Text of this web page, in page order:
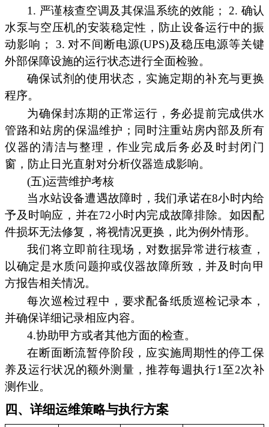
1. 严谨核查空调及其保温系统的效能； 2. 确认
水泵与空压机的安装稳定性，防止设备运行中的振
动影响； 3. 对不间断电源(UPS)及稳压电源等关键
外部保障设施的运行状态进行全面检验。
确保试剂的使用状态，实施定期的补充与更换
程序。
为确保封冻期的正常运行，务必提前完成供水
管路和站房的保温维护；同时注重站房内部及所有
仪器的清洁与整理，作业完成后务必及时封闭门
窗，防止日光直射对分析仪器造成影响。
(五)运营维护考核
当水站设备遭遇故障时，我们承诺在8小时内给
予及时响应，并在72小时内完成故障排除。如因配
件损坏无法修复，将视情况更换，此为例外情形。
我们将立即前往现场，对数据异常进行核查，
以确定是水质问题抑或仪器故障所致，并及时向甲
方报告相关情况。
每次巡检过程中，要求配备纸质巡检记录本，
并确保详细记录相应内容。
4.协助甲方或者其他方面的检查。
在断面断流暂停阶段，应实施周期性的停工保
养及运行状况的额外测量，推荐每週执行1至2次补
测作业。
四、详细运维策略与执行方案